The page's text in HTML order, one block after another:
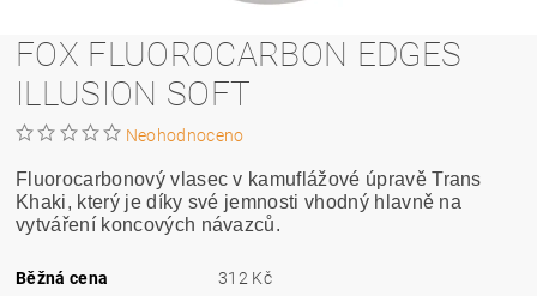
FOX FLUOROCARBON EDGES
ILLUSION SOFT
Neohodnoceno
Fluorocarbonový vlasec v kamuflážové úpravě Trans
Khaki, který je díky své jemnosti vhodný hlavně na
vytváření koncových návazců.
Běžná cena
312 Kč